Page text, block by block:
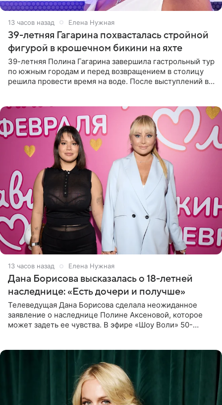
13 часов назад Елена Нужная
39-летняя Гагарина похвасталась стройной
фигурой в крошечном бикини на яхте
39-летняя Полина Гагарина завершила гастрольный тур
по южным городам и перед возвращением в столицу
решила провести время на воде. После выступлений в
13 часов назад Елена Нужная
Дана Борисова высказалась о 18-летней
наследнице: «Есть дочери и получше»
Телеведущая Дана Борисова сделала неожиданное
заявление о наследнице Полине Аксеновой, которое
может задеть ее чувства. В эфире «Шоу Воли» 50-